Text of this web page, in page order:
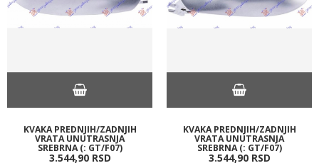
KVAKA PREDNJIH/ZADNJIH
VRATA UNUTRASNJA
SREBRNA (: GT/F07)
3.544,90 RSD
KVAKA PREDNJIH/ZADNJIH
VRATA UNUTRASNJA
SREBRNA (: GT/F07)
3.544,90 RSD